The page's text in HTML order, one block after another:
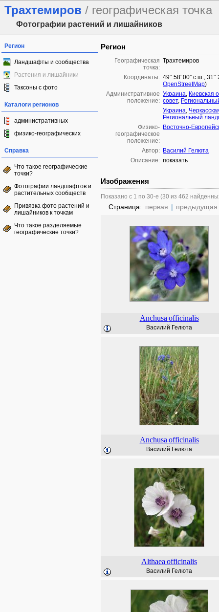
Трахтемиров / географическая точка
Фотографии растений и лишайников
Регион
Ландшафты и сообщества
Растения и лишайники
Таксоны с фото
Каталоги регионов
административных
физико-географических
Справка
Что такое географические
точки?
Фотографии ландшафтов и
растительных сообществ
Привязка фото растений и
лишайников к точкам
Что такое разделяемые
географические точки?
Регион
Географическая
точка:
Трахтемиров
Координаты: 49° 58′ 00″ с.ш.,
OpenStreetMap)
Административное
положение:
Украина, Киевская
совет,
Украина,
Региональный
Физико-
географическое
положение:
Восточно-
Автор: Василий Гелюта
Описание: показать
Изображения
Показано с 1 по 30-е (30 из 462
Страница: первая | предыдущая
Anchusa officinalis
Василий Гелюта
Anchusa officinalis
Василий Гелюта
Althaea officinalis
Василий Гелюта